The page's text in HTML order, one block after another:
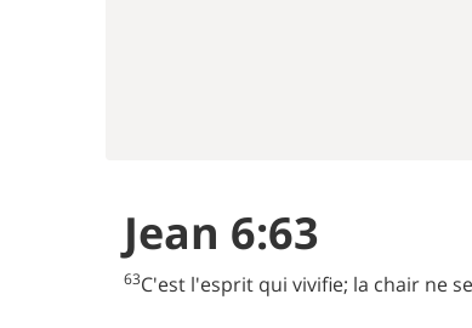
Jean 6:63
63C'est l'esprit qui vivifie; la chair ne